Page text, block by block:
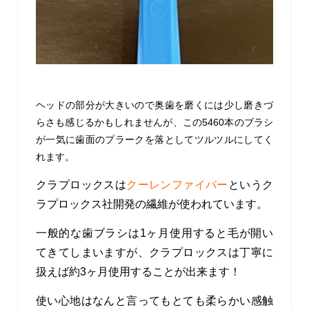
ヘッドの部分が大きいので奥歯を磨くには少し磨きづ
らさも感じるかもしれませんが、この5460本のブラシ
が一気に歯面のプラークを落としてツルツルにしてく
れます。
クラプロックスはクーレンファイバー というク
ラプロックス社開発の繊維が使われています。
一般的な歯ブラシは1ヶ月使用すると毛が開い
てきてしまいますが、クラプロックスは丁寧に
扱えば約3ヶ月使用することが出来ます！
使い心地はなんと言ってもとても柔らかい感触